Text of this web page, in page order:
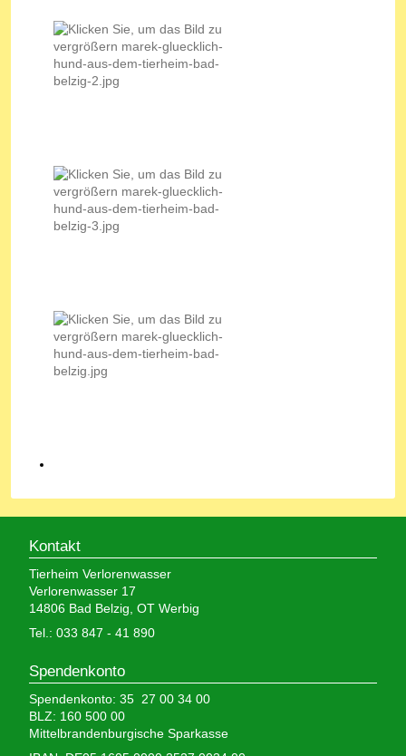
Kontakt
Tierheim Verlorenwasser
Verlorenwasser 17
14806 Bad Belzig, OT Werbig
Tel.: 033 847 - 41 890
Spendenkonto
Spendenkonto: 35 27 00 34 00
BLZ: 160 500 00
Mittelbrandenburgische Sparkasse